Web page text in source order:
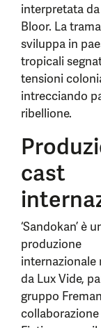
interpretata
Bloor. La
sviluppa in
tropicali
tensioni
intrecciando
ribellione.
cast
‘Sandokan’ è
produzione
internazionale
da Lux Vide,
gruppo